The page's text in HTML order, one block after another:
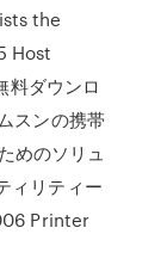
the
Host
ダウンロ
スンの携帯
めのソリュ
ィリティー
Printer